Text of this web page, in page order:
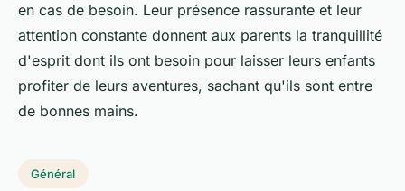
en cas de besoin. Leur présence rassurante et leur
attention constante donnent aux parents la tranquillité
d'esprit dont ils ont besoin pour laisser leurs enfants
profiter de leurs aventures, sachant qu'ils sont entre
de bonnes mains.
Général